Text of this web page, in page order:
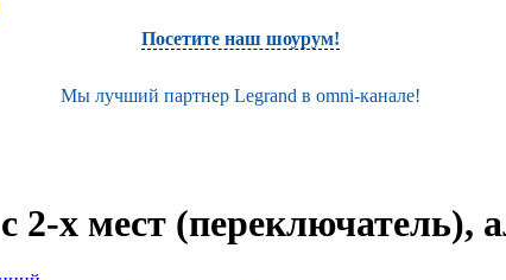
Посетите наш шоурум!
Мы лучший партнер Legrand в omni-канале!
х мест (переключатель),